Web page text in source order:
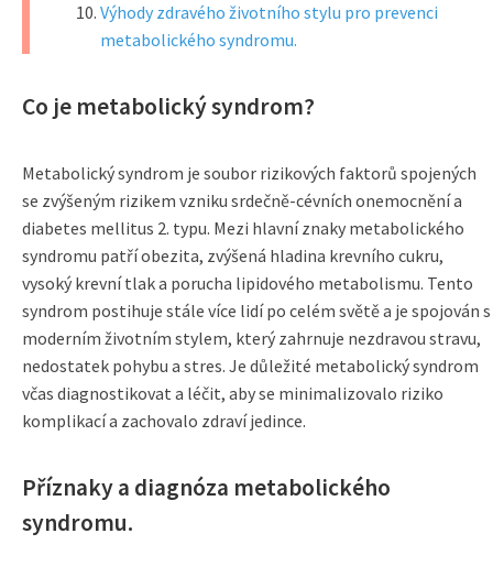
Výhody zdravého životního stylu pro prevenci
metabolického syndromu.
Co je metabolický syndrom?
Metabolický syndrom je soubor rizikových faktorů spojených
se zvýšeným rizikem vzniku srdečně-cévních onemocnění a
diabetes mellitus 2. typu. Mezi hlavní znaky metabolického
syndromu patří obezita, zvýšená hladina krevního cukru,
vysoký krevní tlak a porucha lipidového metabolismu. Tento
syndrom postihuje stále více lidí po celém světě a je spojován s
moderním životním stylem, který zahrnuje nezdravou stravu,
nedostatek pohybu a stres. Je důležité metabolický syndrom
včas diagnostikovat a léčit, aby se minimalizovalo riziko
komplikací a zachovalo zdraví jedince.
Příznaky a diagnóza metabolického
syndromu.